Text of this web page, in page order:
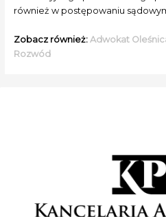
również w postępowaniu
Zobacz również: Adwokat
Rozwód